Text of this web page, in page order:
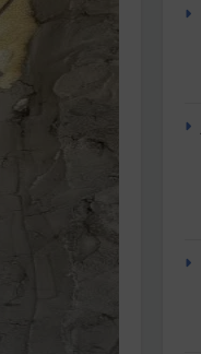
Truman is elhitte
koponyájába
törni. De miből?
nem csak ránc?
öltözöl hozzá?
boncmester?
a 80-as években